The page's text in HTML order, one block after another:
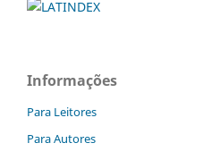
Informações
Para Leitores
Para Autores